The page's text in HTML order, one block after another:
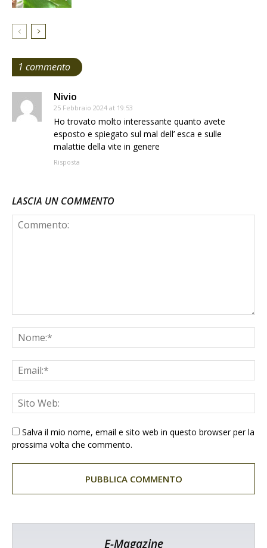
1 commento
Nivio
25 Febbraio 2024 at 19:53
Ho trovato molto interessante quanto avete
esposto e spiegato sul mal dell’ esca e sulle
malattie della vite in genere
Risposta
LASCIA UN COMMENTO
Salva il mio nome, email e sito web in questo browser per la
prossima volta che commento.
E-Magazine